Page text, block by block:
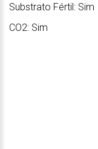
Substrato Fértil: Sim
CO2: Sim